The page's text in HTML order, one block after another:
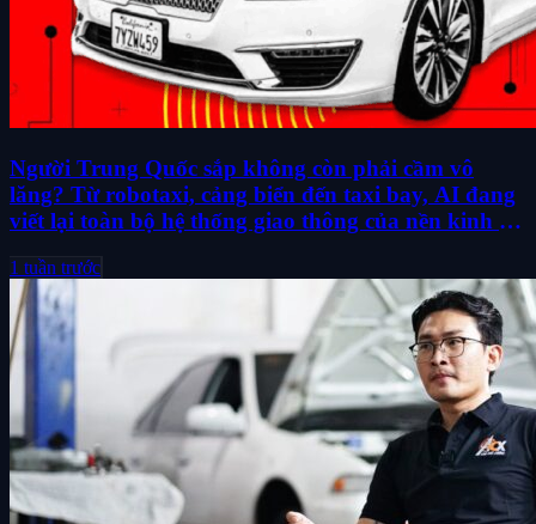
Người Trung Quốc sắp không còn phải cầm vô
lăng? Từ robotaxi, cảng biển đến taxi bay, AI đang
viết lại toàn bộ hệ thống giao thông của nền kinh tế
1 tuần trước